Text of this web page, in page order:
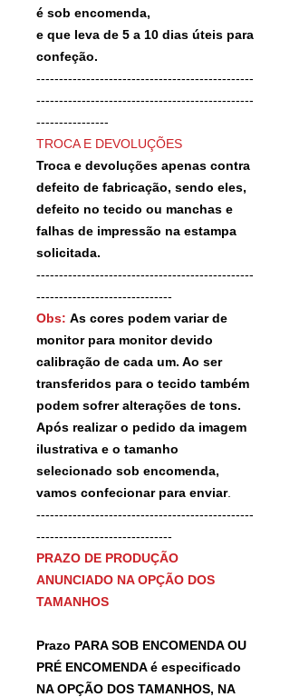
é sob encomenda,
e que leva de 5 a 10 dias úteis para
confeção.
------------------------------------------------
------------------------------------------------
----------------
TROCA E DEVOLUÇÕES
Troca e devoluções apenas contra
defeito de fabricação, sendo eles,
defeito no tecido ou manchas e
falhas de impressão na estampa
solicitada.
------------------------------------------------
------------------------------
Obs: As cores podem variar de
monitor para monitor devido
calibração de cada um. Ao ser
transferidos para o tecido também
podem sofrer alterações de tons.
Após realizar o pedido da imagem
ilustrativa e o tamanho
selecionado sob encomenda,
vamos confecionar para enviar.
------------------------------------------------
------------------------------
PRAZO DE PRODUÇÃO
ANUNCIADO NA OPÇÃO DOS
TAMANHOS
Prazo PARA SOB ENCOMENDA OU
PRÉ ENCOMENDA é especificado
NA OPÇÃO DOS TAMANHOS, NA